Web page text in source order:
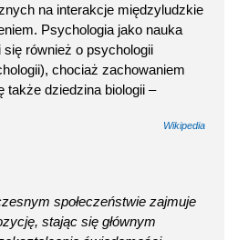
na interakcje międzyludzkie
Psychologia jako nauka
również o psychologii
chociaż zachowaniem
także dziedzina biologii –
Wikipedia
społeczeństwie zajmuje
stając się głównym